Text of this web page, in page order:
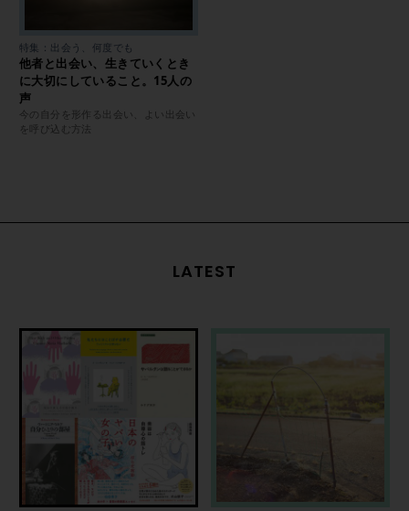
特集：出会う、何度でも
他者と出会い、生きていくとき
に大切にしていること。15人の
声
今の自分を形作る出会い、よい出会い
を呼び込む方法
LATEST